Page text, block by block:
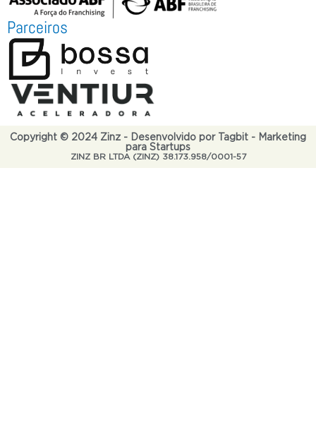
Parceiros
Copyright © 2024 Zinz - Desenvolvido por Tagbit - Marketing
para Startups
ZINZ BR LTDA (ZINZ) 38.173.958/0001-57